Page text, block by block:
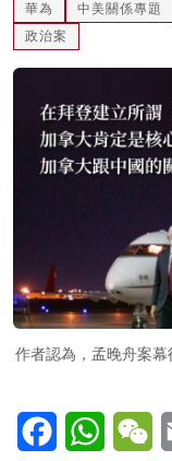
華為 中美關係專題
政治案
作者認為，孟晚舟案
Facebook